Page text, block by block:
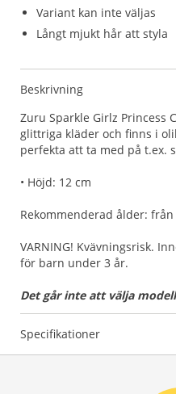
Variant kan inte väljas
Långt mjukt hår att styla
Beskrivning
Zuru Sparkle Girlz Princess
glittriga kläder och finns i
perfekta att ta med på t.ex.
• Höjd: 12 cm
Rekommenderad ålder: från
VARNING! Kvävningsrisk.
för barn under 3 år.
Det går inte att välja
Specifikationer